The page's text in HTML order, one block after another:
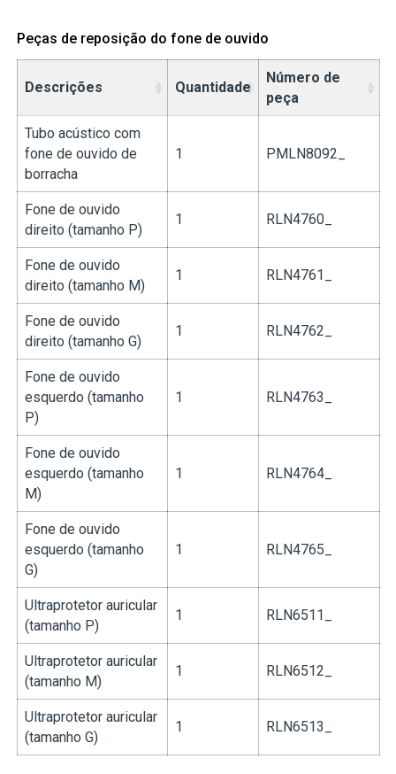
Peças de reposição do fone de ouvido
Descrições Quantidade
Número de
peça
Tubo acústico com
fone de ouvido de
borracha
1 PMLN8092_
Fone de ouvido
direito (tamanho P)
1 RLN4760_
Fone de ouvido
direito (tamanho M)
1 RLN4761_
Fone de ouvido
direito (tamanho G)
1 RLN4762_
Fone de ouvido
esquerdo (tamanho
P)
1 RLN4763_
Fone de ouvido
esquerdo (tamanho
M)
1 RLN4764_
Fone de ouvido
esquerdo (tamanho
G)
1 RLN4765_
Ultraprotetor auricular
(tamanho P)
1 RLN6511_
Ultraprotetor auricular
(tamanho M)
1 RLN6512_
Ultraprotetor auricular
(tamanho G)
1 RLN6513_